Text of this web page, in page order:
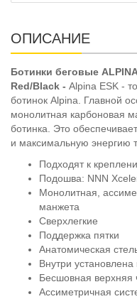
ОПИСАНИЕ
Ботинки беговые
Red/Black - Alpina ESK -
ботинок Alpina. Главной
монолитная карбоновая
ботинка. Это
и максимальную энергию
Подходят к
Подошва: NNN
Монолитная,
манжета
Сверхлегкие
Поддержка пятки
Анатомическая
Внутри
Бесшовная верхняя
Асcиметричная